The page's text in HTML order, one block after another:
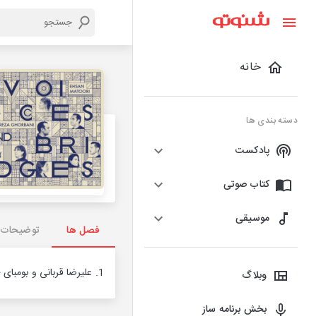
خانه
دسته بندی ها
پادکست
کتاب صوتی
موسیقی
وبلاگ
بخش برنامه ساز
فصل ها توضیحات
1. علیرضا قربانی و بومبای جیشری - Jete Nahi Dibo